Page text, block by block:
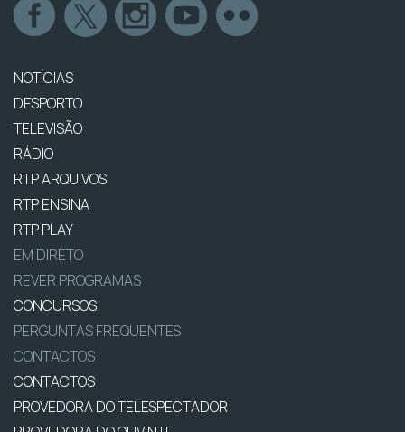
NOTÍCIAS
DESPORTO
TELEVISÃO
RÁDIO
RTP ARQUIVOS
RTP ENSINA
RTP PLAY
EM DIRETO
REVER PROGRAMAS
CONCURSOS
PERGUNTAS FREQUENTES
CONTACTOS
CONTACTOS
PROVEDORA DO TELESPECTADOR